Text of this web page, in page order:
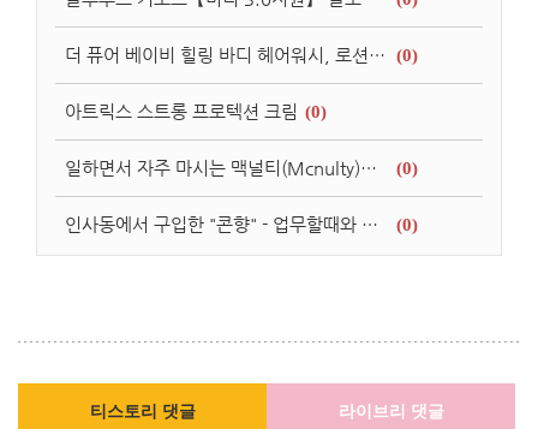
더 퓨어 베이비 힐링 바디 헤어워시, 로션, 크림 등 특별한거 없는 제품 (0)
아트릭스 스트롱 프로텍션 크림 (0)
일하면서 자주 마시는 맥널티(Mcnulty)커피 헤이즐넛향 원두커피백 (0)
인사동에서 구입한 "콘향" - 업무할때와 집에서 기분전환시 좋지만 타는 속도가 LTE ( - _-) (0)
티스토리 댓글 라이브리 댓글